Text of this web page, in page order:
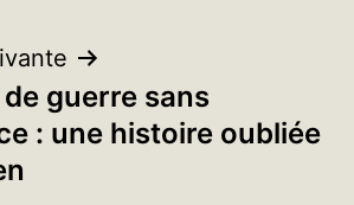
guerre sans
: une histoire oubliée